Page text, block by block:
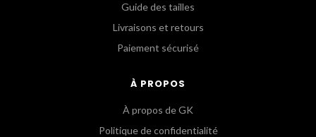
Guide des tailles
Livraisons et retours
Paiement sécurisé
À PROPOS
À propos de GK
Politique de confidentialité